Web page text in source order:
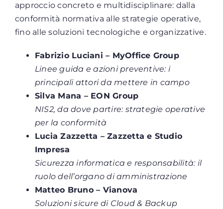
approccio concreto e multidisciplinare: dalla
conformità normativa alle strategie operative,
fino alle soluzioni tecnologiche e organizzative.
Fabrizio Luciani – MyOffice Group
Linee guida e azioni preventive: i
principali attori da mettere in campo
Silva Mana – EON Group
NIS2, da dove partire: strategie operative
per la conformità
Lucia Zazzetta – Zazzetta e Studio
Impresa
Sicurezza informatica e responsabilità: il
ruolo dell’organo di amministrazione
Matteo Bruno – Vianova
Soluzioni sicure di Cloud & Backup